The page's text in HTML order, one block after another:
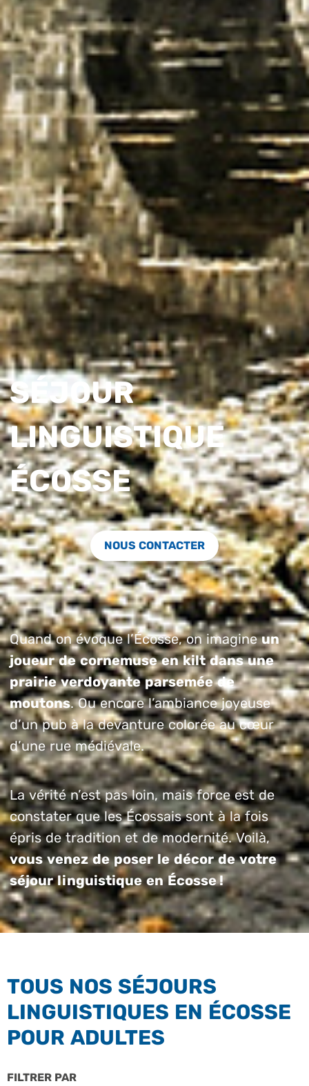
SÉJOUR
LINGUISTIQUE
ÉCOSSE
NOUS CONTACTER
Quand on évoque l’Écosse, on imagineun
joueur de cornemuse en kilt dans une
prairie verdoyante parsemée de
moutons. Ou encore l’ambiance joyeuse
d’un pub à la devanture colorée au cœur
d’une rue médiévale.
La vérité n’est pas loin, mais force est de
constater que les Écossais sont à la fois
épris de tradition et de modernité. Voilà,
vous venez de poser le décor de votre
séjour linguistique en Écosse !
TOUS NOS SÉJOURS
LINGUISTIQUES EN ÉCOSSE
POUR ADULTES
FILTRER PAR